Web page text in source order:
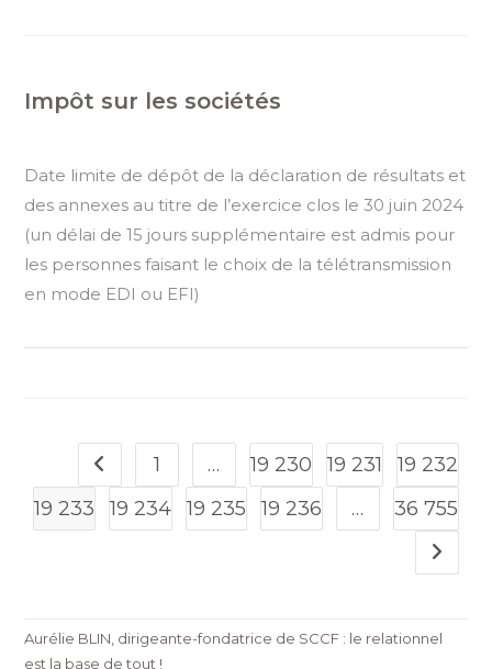
Impôt sur les sociétés
Date limite de dépôt de la déclaration de résultats et
des annexes au titre de l’exercice clos le 30 juin 2024
(un délai de 15 jours supplémentaire est admis pour
les personnes faisant le choix de la télétransmission
en mode EDI ou EFI)
Go to the previous page
1 … 19 230 19 231
19 232
19 233
19 234 19 235 19 236 … 36 755
Aller à
Aurélie BLIN, dirigeante-fondatrice de SCCF : le relationnel
est la base de tout !